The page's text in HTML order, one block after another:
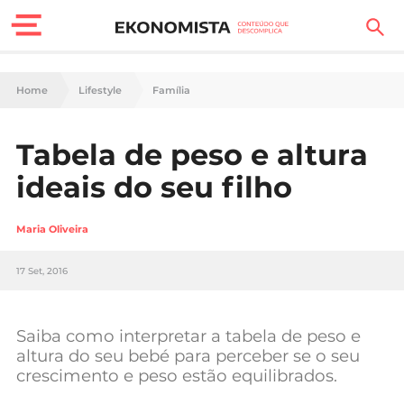
Finanças Pessoais
Carreira
Tecnologia
Negócios
Home Lifestyle Família
Tabela de peso e altura
ideais do seu filho
Maria Oliveira
17 Set, 2016
Saiba como interpretar a tabela de peso e
altura do seu bebé para perceber se o seu
crescimento e peso estão equilibrados.